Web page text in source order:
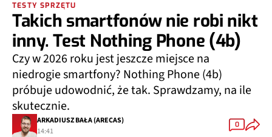
TESTY SPRZĘTU
Takich smartfonów nie robi nikt
inny. Test Nothing Phone (4b)
Czy w 2026 roku jest jeszcze miejsce na
niedrogie smartfony? Nothing Phone (4b)
próbuje udowodnić, że tak. Sprawdzamy, na ile
skutecznie.
ARKADIUSZ BAŁA (ARECAS)
14:41
0